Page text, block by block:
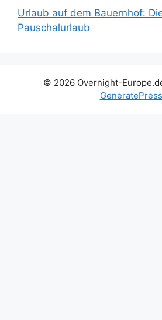
Urlaub auf dem Bauernhof:
Pauschalurlaub
© 2026 Overnight-
GeneratePress